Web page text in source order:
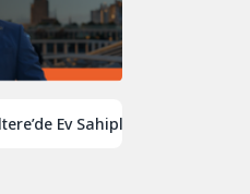
Ev Sahiplerinden Yeni Yönelim: